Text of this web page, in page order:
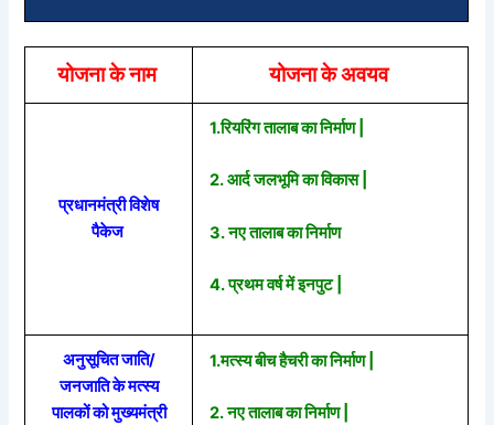
योजना के नाम योजना के अवयव
प्रधानमंत्री विशेष
पैकेज
1.रियरिंग तालाब का निर्माण |
2. आर्द जलभूमि का विकास |
3. नए तालाब का निर्माण
4. प्रथम वर्ष में इनपुट |
अनुसूचित जाति/
जनजाति के मत्स्य
पालकों को मुख्यमंत्री
1.मत्स्य बीच हैचरी का निर्माण |
2. नए तालाब का निर्माण |